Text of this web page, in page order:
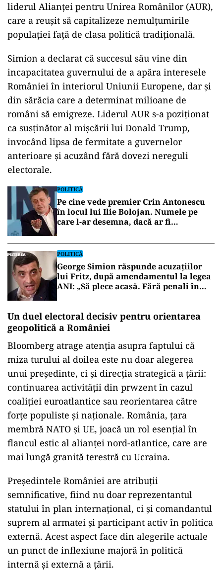
liderul Alianței pentru Unirea Românilor (AUR),
care a reușit să capitalizeze nemulțumirile
populației față de clasa politică tradițională.
Simion a declarat că succesul său vine din
incapacitatea guvernului de a apăra interesele
României în interiorul Uniunii Europene, dar și
din sărăcia care a determinat milioane de
români să emigreze. Liderul AUR s-a poziționat
ca susținător al mișcării lui Donald Trump,
invocând lipsa de fermitate a guvernelor
anterioare și acuzând fără dovezi nereguli
electorale.
POLITICĂ
Pe cine vede premier Crin Antonescu
în locul lui Ilie Bolojan. Numele pe
care l-ar desemna, dacă ar fi
POLITICĂ
George Simion răspunde acuzațiilor
lui Fritz, după amendamentul la legea
ANI: „Să plece acasă. Fără penali în
Un duel electoral decisiv pentru orientarea
geopolitică a României
Bloomberg atrage atenția asupra faptului că
miza turului al doilea este nu doar alegerea
unui președinte, ci și direcția strategică a țării:
continuarea activității din prwzent în cazul
coaliției euroatlantice sau reorientarea către
forțe populiste și naționale. România, țara
membră NATO și UE, joacă un rol esențial în
flancul estic al alianței nord-atlantice, care are
mai lungă granită terestră cu Ucraina.
Președintele României are atribuții
semnificative, fiind nu doar reprezentantul
statului în plan internațional, ci și comandantul
suprem al armatei și participant activ în politica
externă. Acest aspect face din alegerile actuale
un punct de inflexiune majoră în politică
internă și externă a țării.